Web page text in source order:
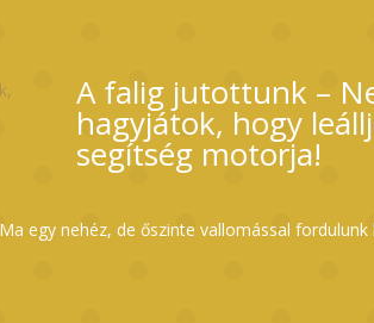
A falig jutottunk –
hagyjátok, hogy
segítség motorja!
egy nehéz, de őszinte vallomással fordulunk